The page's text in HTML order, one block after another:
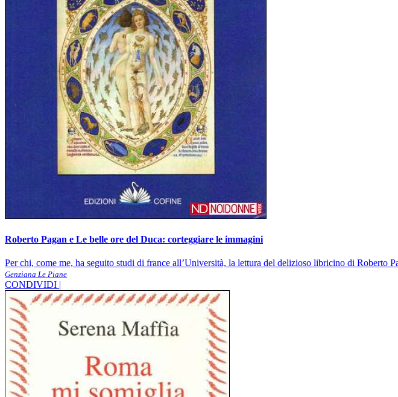
Roberto Pagan e Le belle ore del Duca: corteggiare le immagini
Per chi, come me, ha seguito studi di france all’Università, la lettura del delizioso libricino di Roberto
Genziana Le Piane
CONDIVIDI |